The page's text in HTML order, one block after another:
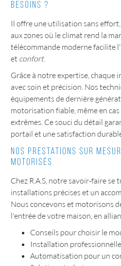
besoins ?
Il offre une utilisation sans
aux zones où le climat rend la
télécommande moderne facilite
et confort.
Grâce à notre expertise, chaque
avec soin et précision. Nos
équipements de dernière
motorisation fiable, même en
extrêmes. Ce souci du détail
portail et une satisfaction
Nos prestations sur
motorisés
Chez R.A.S, notre savoir-faire se
installations précises et un
Nous concevons et motorisons
l'entrée de votre maison, en
Conseils pour choisir le
Installation
Automatisation pour un